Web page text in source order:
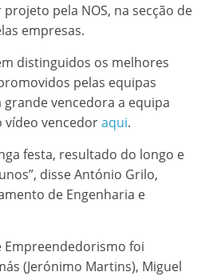
pela NOS, na secção de
empresas.
distinguidos os melhores
pelas equipas
vencedora a equipa
vídeo vencedoraqui.
festa, resultado do longo e
disse António Grilo,
de Engenharia e
Empreendedorismo foi
(Jerónimo Martins), Miguel